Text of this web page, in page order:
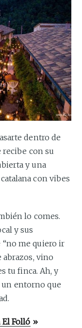
dentro de
recibe con su
y una
con vibes
lo comes.
y sus
me quiero ir
abrazos, vino
tu finca. Ah, y
entorno que
El Folló »